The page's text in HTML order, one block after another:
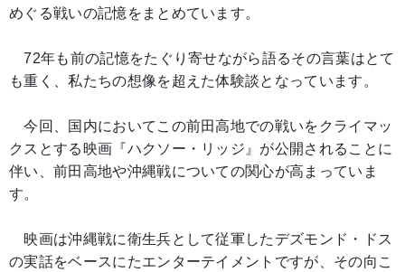
めぐる戦いの記憶をまとめています。
72年も前の記憶をたぐり寄せながら語るその言葉はとて
も重く、私たちの想像を超えた体験談となっています。
今回、国内においてこの前田高地での戦いをクライマッ
クスとする映画『ハクソー・リッジ』が公開されることに
伴い、前田高地や沖縄戦についての関心が高まっていま
す。
映画は沖縄戦に衛生兵として従軍したデズモンド・ドス
の実話をベースにたエンターテイメントですが、その向こ